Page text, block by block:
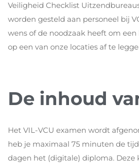
Veiligheid Checklist
worden gesteld aan personeel bij
wens of de noodzaak heeft om
op een van onze locaties af te
De inhoud
Het VIL-VCU examen wordt
heb je maximaal 75 minuten de
dagen het (digitale) diploma. Deze